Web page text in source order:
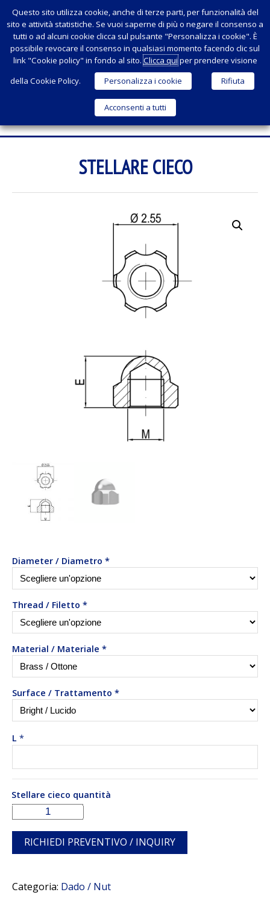
SKIP
STELLARE CIECO
Diameter / Diametro *
Thread / Filetto *
Material / Materiale *
Surface / Trattamento *
L *
Stellare cieco quantità
RICHIEDI PREVENTIVO / INQUIRY
Categoria: Dado / Nut
Questo sito utilizza cookie, anche di terze parti, per funzionalità del
sito e attività statistiche. Se vuoi saperne di più o negare il consenso a
tutti o ad alcuni cookie clicca sul pulsante "Personalizza i cookie". È
possibile revocare il consenso in qualsiasi momento facendo clic sul
link "Cookie policy" in fondo al sito.Clicca quiper prendere visione
della Cookie Policy.
Personalizza i cookie Rifiuta
Acconsenti a tutti